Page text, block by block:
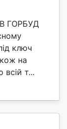
ГОРБУД
ключ
на
всій т...